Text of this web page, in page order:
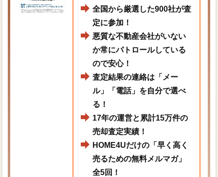
全国から厳選した900社が査
定に参加！
悪質な不動産会社がいない
か常にパトロールしている
ので安心！
査定結果の連絡は「メー
ル」「電話」を自分で選べ
る！
17年の運営と累計15万件の
売却査定実績！
HOME4Uだけの「早く高く
売るための無料メルマガ」
全5回！